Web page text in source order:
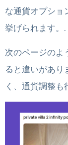
な通貨オプシ
挙げられます。.
次のページのよ
ると違いがあり
く、通貨調整も